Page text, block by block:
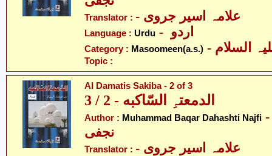
Translator : - علامہ اسیر جروی
Language : Urdu
Category : Masoomeen(a.s.)
Topic :
Al Damatis Sakiba - 2 of 3
الدمعتہِ السّاکبه - 2 / 3
Author : Muhammad Baqar Dahashti Najfi دہادشتی
نجفی
Translator : - علامہ اسیر جروی